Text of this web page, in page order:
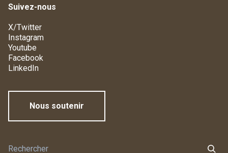
Suivez-nous
X/Twitter
Instagram
Youtube
Facebook
LinkedIn
Nous soutenir